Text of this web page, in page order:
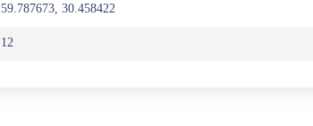
59.787673, 30.458422
12